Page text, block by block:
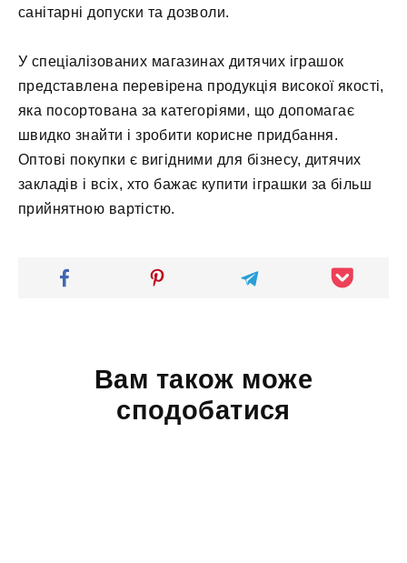
санітарні допуски та дозволи.
У спеціалізованих магазинах дитячих іграшок
представлена перевірена продукція високої якості,
яка посортована за категоріями, що допомагає
швидко знайти і зробити корисне придбання.
Оптові покупки є вигідними для бізнесу, дитячих
закладів і всіх, хто бажає купити іграшки за більш
прийнятною вартістю.
Вам також може
сподобатися